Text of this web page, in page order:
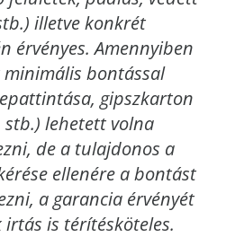
illetve konkrét
érvényes. Amennyiben
bontással
gipszkarton
lehetett volna
de a tulajdonos a
ellenére a bontást
a garancia érvényét
irtás is térítésköteles.